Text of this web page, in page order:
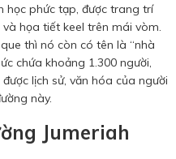
học phức tạp, được trang trí
họa tiết keel trên mái vòm.
thì nó còn có tên là “nhà
chứa khoảng 1.300 người,
lịch sử, văn hóa của người
này.
Jumeriah